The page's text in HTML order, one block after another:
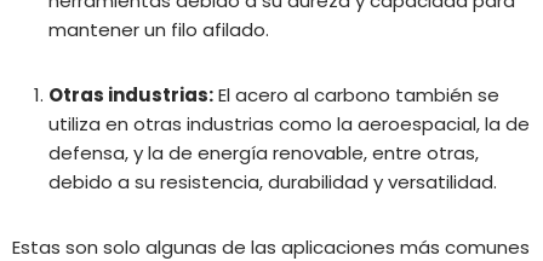
mantener un filo afilado.
Otras industrias:El acero al carbono también se
utiliza en otras industrias como la aeroespacial, la de
defensa, y la de energía renovable, entre otras,
debido a su resistencia, durabilidad y versatilidad.
Estas son solo algunas de las aplicaciones más comunes